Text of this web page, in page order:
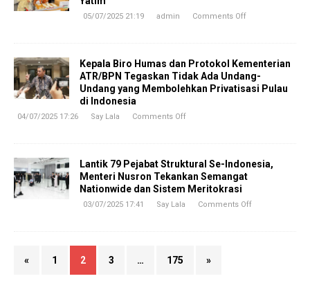
05/07/2025 21:19 admin Comments Off
Kepala Biro Humas dan Protokol Kementerian
ATR/BPN Tegaskan Tidak Ada Undang-
Undang yang Membolehkan Privatisasi Pulau
di Indonesia
04/07/2025 17:26 Say Lala Comments Off
Lantik 79 Pejabat Struktural Se-Indonesia,
Menteri Nusron Tekankan Semangat
Nationwide dan Sistem Meritokrasi
03/07/2025 17:41 Say Lala Comments Off
« 1 2 3 … 175 »